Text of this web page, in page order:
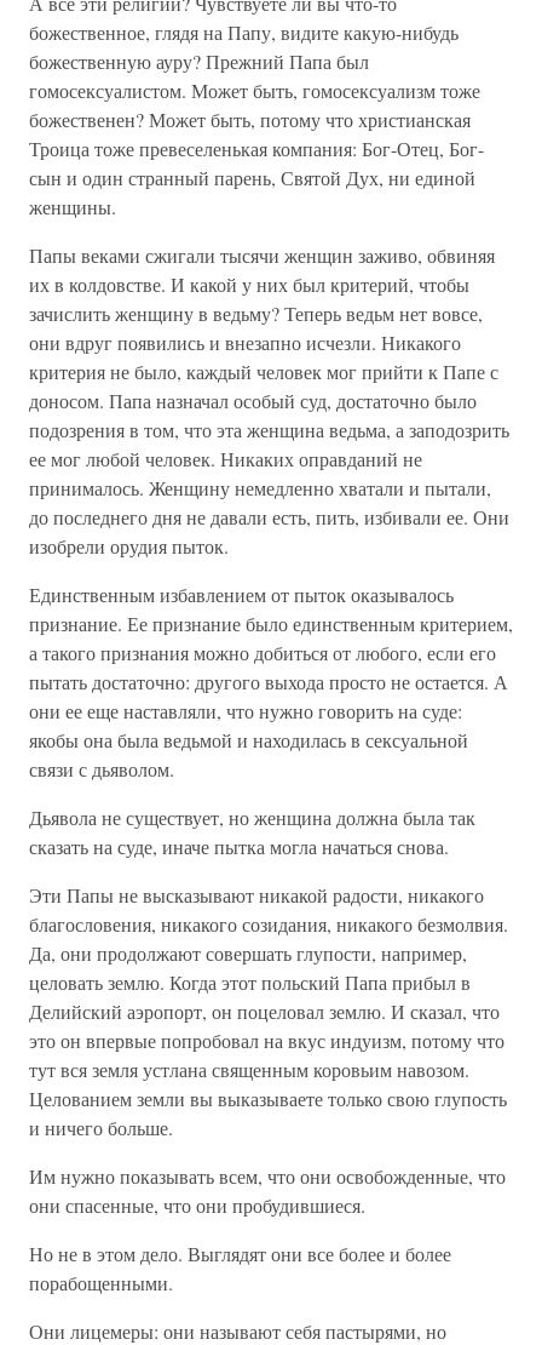
божественное, глядя на Папу, видите какую-нибудь
божественную ауру? Прежний Папа был
гомосексуалистом. Может быть, гомосексуализм тоже
божественен? Может быть, потому что христианская
Троица тоже превеселенькая компания: Бог-Отец, Бог-
сын и один странный парень, Святой Дух, ни единой
женщины.
Папы веками сжигали тысячи женщин заживо, обвиняя
их в колдовстве. И какой у них был критерий, чтобы
зачислить женщину в ведьму? Теперь ведьм нет вовсе,
они вдруг появились и внезапно исчезли. Никакого
критерия не было, каждый человек мог прийти к Папе с
доносом. Папа назначал особый суд, достаточно было
подозрения в том, что эта женщина ведьма, а заподозрить
ее мог любой человек. Никаких оправданий не
принималось. Женщину немедленно хватали и пытали,
до последнего дня не давали есть, пить, избивали ее. Они
изобрели орудия пыток.
Единственным избавлением от пыток оказывалось
признание. Ее признание было единственным критерием,
а такого признания можно добиться от любого, если его
пытать достаточно: другого выхода просто не остается. А
они ее еще наставляли, что нужно говорить на суде:
якобы она была ведьмой и находилась в сексуальной
связи с дьяволом.
Дьявола не существует, но женщина должна была так
сказать на суде, иначе пытка могла начаться снова.
Эти Папы не высказывают никакой радости, никакого
благословения, никакого созидания, никакого безмолвия.
Да, они продолжают совершать глупости, например,
целовать землю. Когда этот польский Папа прибыл в
Делийский аэропорт, он поцеловал землю. И сказал, что
это он впервые попробовал на вкус индуизм, потому что
тут вся земля устлана священным коровьим навозом.
Целованием земли вы выказываете только свою глупость
и ничего больше.
Им нужно показывать всем, что они освобожденные, что
они спасенные, что они пробудившиеся.
Но не в этом дело. Выглядят они все более и более
порабощенными.
Они лицемеры: они называют себя пастырями, но